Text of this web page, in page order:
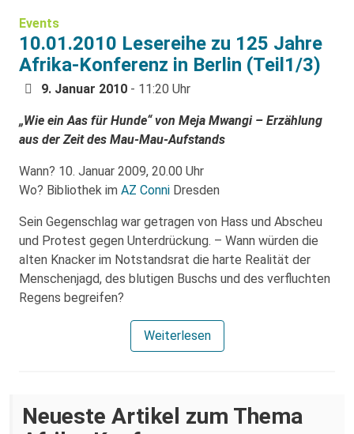
Events
10.01.2010 Lesereihe zu 125 Jahre
Afrika-Konferenz in Berlin (Teil1/3)
9. Januar 2010 - 11:20 Uhr
„Wie ein Aas für Hunde“ von Meja Mwangi – Erzählung
aus der Zeit des Mau-Mau-Aufstands
Wann? 10. Januar 2009, 20.00 Uhr
Wo? Bibliothek im AZ Conni Dresden
Sein Gegenschlag war getragen von Hass und Abscheu
und Protest gegen Unterdrückung. – Wann würden die
alten Knacker im Notstandsrat die harte Realität der
Menschenjagd, des blutigen Buschs und des verfluchten
Regens begreifen?
Weiterlesen
Neueste Artikel zum Thema